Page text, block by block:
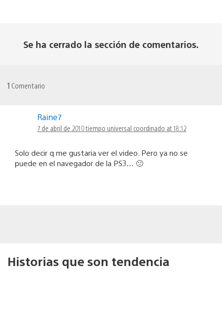
Se ha cerrado la sección de comentarios.
1 Comentario
Raine7
7 de abril de 2010 tiempo universal coordinado at 18:12
Solo decir q me gustaria ver el video. Pero ya no se
puede en el navegador de la PS3… 🙁
Historias que son tendencia